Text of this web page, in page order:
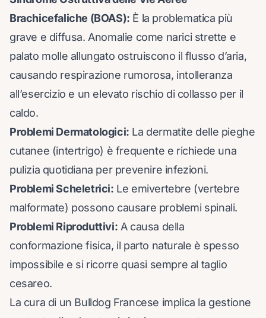
Brachicefaliche (BOAS): È la problematica più
grave e diffusa. Anomalie come narici strette e
palato molle allungato ostruiscono il flusso d’aria,
causando respirazione rumorosa, intolleranza
all’esercizio e un elevato rischio di collasso per il
caldo.
Problemi Dermatologici: La dermatite delle pieghe
cutanee (intertrigo) è frequente e richiede una
pulizia quotidiana per prevenire infezioni.
Problemi Scheletrici: Le emivertebre (vertebre
malformate) possono causare problemi spinali.
Problemi Riproduttivi: A causa della
conformazione fisica, il parto naturale è spesso
impossibile e si ricorre quasi sempre al taglio
cesareo.
La cura di un Bulldog Francese implica la gestione